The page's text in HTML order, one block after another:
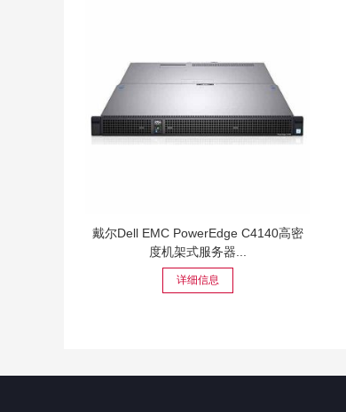
戴尔Dell EMC PowerEdge C4140高密
度机架式服务器...
详细信息